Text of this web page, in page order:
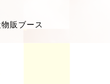
販ブース